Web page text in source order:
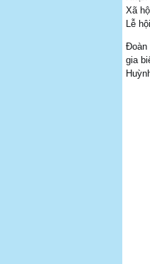
Xã
Lễ
Đoàn
gia